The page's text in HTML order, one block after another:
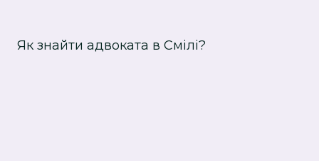
Як знайти адвоката в Смілі?